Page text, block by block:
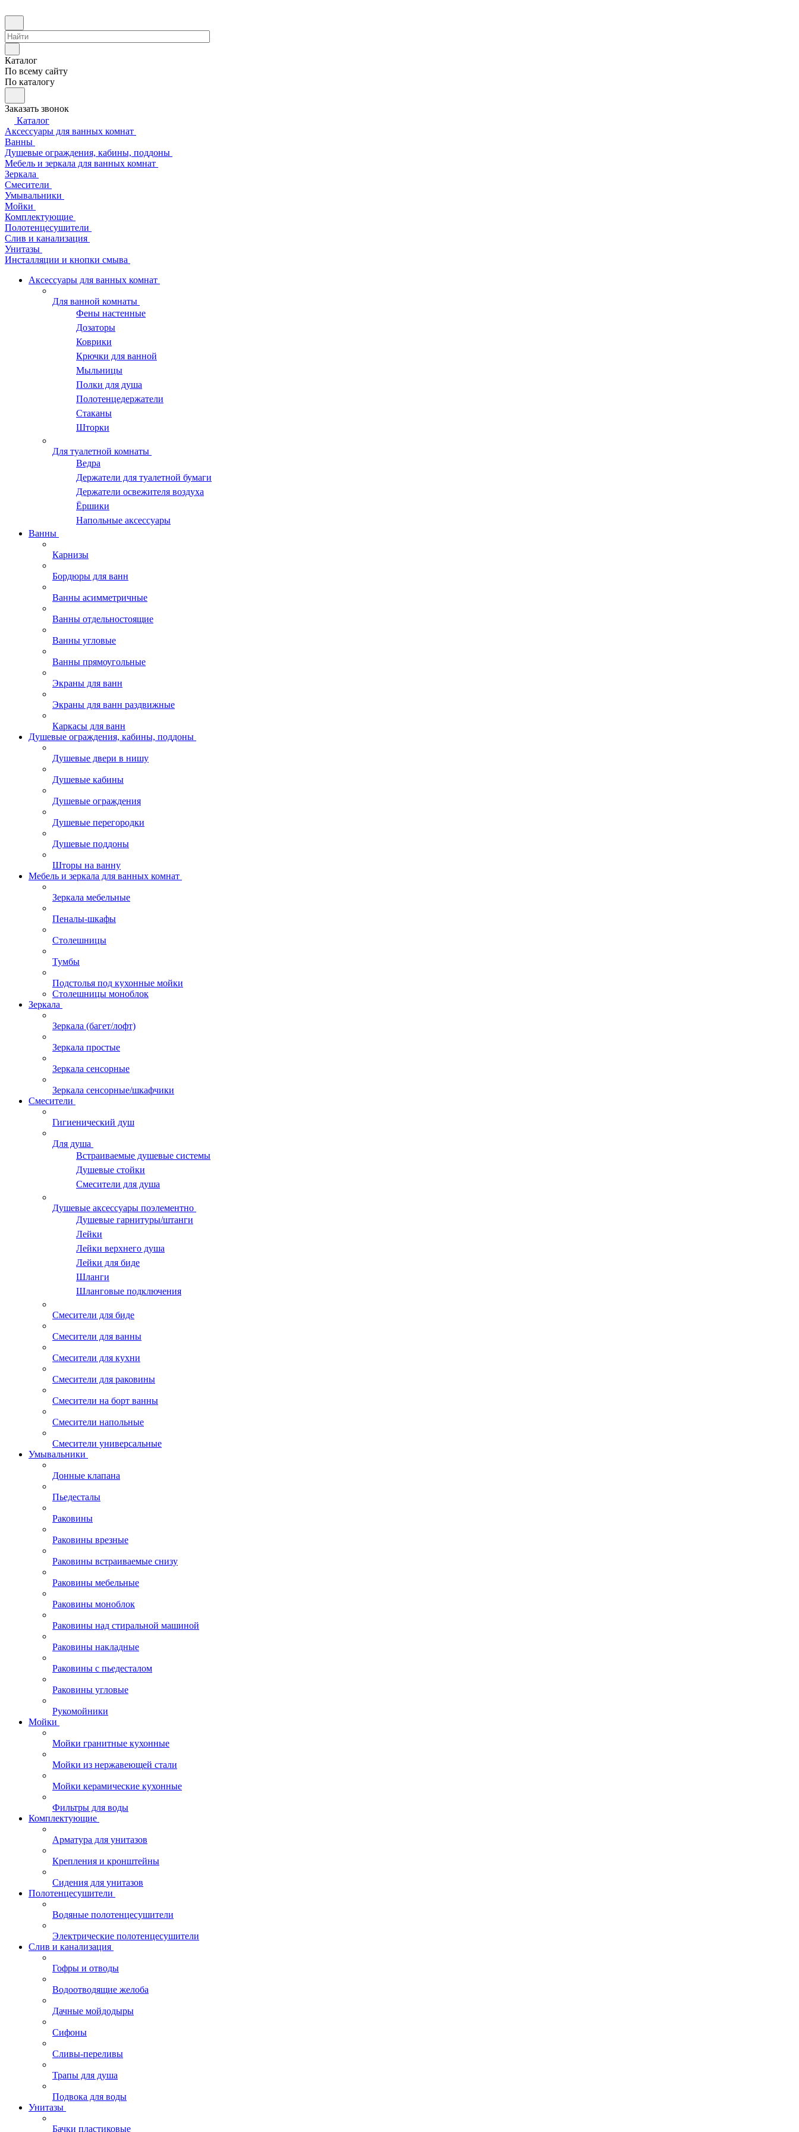
Каталог
По всему сайту
По каталогу
Заказать звонок
Каталог
Аксессуары для ванных комнат
Ванны
Душевые ограждения, кабины, поддоны
Мебель и зеркала для ванных комнат
Зеркала
Смесители
Умывальники
Мойки
Комплектующие
Полотенцесушители
Слив и канализация
Унитазы
Инсталляции и кнопки смыва
Аксессуары для ванных комнат
Для ванной комнаты
Фены настенные
Дозаторы
Коврики
Крючки для ванной
Мыльницы
Полки для душа
Полотенцедержатели
Стаканы
Шторки
Для туалетной комнаты
Ведра
Держатели для туалетной бумаги
Держатели освежителя воздуха
Ёршики
Напольные аксессуары
Ванны
Карнизы
Бордюры для ванн
Ванны асимметричные
Ванны отдельностоящие
Ванны угловые
Ванны прямоугольные
Экраны для ванн
Экраны для ванн раздвижные
Каркасы для ванн
Душевые ограждения, кабины, поддоны
Душевые двери в нишу
Душевые кабины
Душевые ограждения
Душевые перегородки
Душевые поддоны
Шторы на ванну
Мебель и зеркала для ванных комнат
Зеркала мебельные
Пеналы-шкафы
Столешницы
Тумбы
Подстолья под кухонные мойки
Столешницы моноблок
Зеркала
Зеркала (багет/лофт)
Зеркала простые
Зеркала сенсорные
Зеркала сенсорные/шкафчики
Смесители
Гигиенический душ
Для душа
Встраиваемые душевые системы
Душевые стойки
Смесители для душа
Душевые аксессуары поэлементно
Душевые гарнитуры/штанги
Лейки
Лейки верхнего душа
Лейки для биде
Шланги
Шланговые подключения
Смесители для биде
Смесители для ванны
Смесители для кухни
Смесители для раковины
Смесители на борт ванны
Смесители напольные
Смесители универсальные
Умывальники
Донные клапана
Пьедесталы
Раковины
Раковины врезные
Раковины встраиваемые снизу
Раковины мебельные
Раковины моноблок
Раковины над стиральной машиной
Раковины накладные
Раковины с пьедесталом
Раковины угловые
Рукомойники
Мойки
Мойки гранитные кухонные
Мойки из нержавеющей стали
Мойки керамические кухонные
Фильтры для воды
Комплектующие
Арматура для унитазов
Крепления и кронштейны
Сидения для унитазов
Полотенцесушители
Водяные полотенцесушители
Электрические полотенцесушители
Слив и канализация
Гофры и отводы
Водоотводящие желоба
Дачные мойдодыры
Сифоны
Сливы-переливы
Трапы для душа
Подвока для воды
Унитазы
Бачки пластиковые